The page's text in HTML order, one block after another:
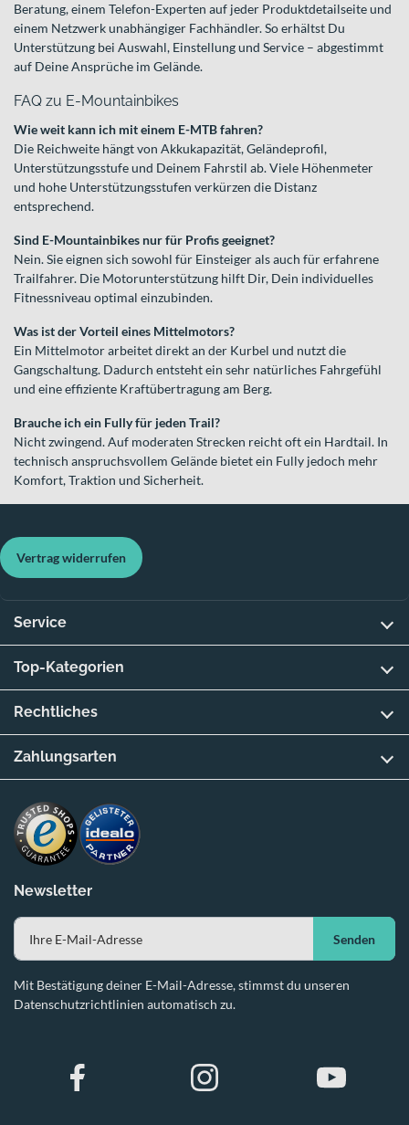
Beratung, einem Telefon-Experten auf jeder Produktdetailseite und
einem Netzwerk unabhängiger Fachhändler. So erhältst Du
Unterstützung bei Auswahl, Einstellung und Service – abgestimmt
auf Deine Ansprüche im Gelände.
FAQ zu E-Mountainbikes
Wie weit kann ich mit einem E-MTB fahren?
Die Reichweite hängt von Akkukapazität, Geländeprofil,
Unterstützungsstufe und Deinem Fahrstil ab. Viele Höhenmeter
und hohe Unterstützungsstufen verkürzen die Distanz
entsprechend.
Sind E-Mountainbikes nur für Profis geeignet?
Nein. Sie eignen sich sowohl für Einsteiger als auch für erfahrene
Trailfahrer. Die Motorunterstützung hilft Dir, Dein individuelles
Fitnessniveau optimal einzubinden.
Was ist der Vorteil eines Mittelmotors?
Ein Mittelmotor arbeitet direkt an der Kurbel und nutzt die
Gangschaltung. Dadurch entsteht ein sehr natürliches Fahrgefühl
und eine effiziente Kraftübertragung am Berg.
Brauche ich ein Fully für jeden Trail?
Nicht zwingend. Auf moderaten Strecken reicht oft ein Hardtail. In
technisch anspruchsvollem Gelände bietet ein Fully jedoch mehr
Komfort, Traktion und Sicherheit.
Newsletter
Senden
Mit Bestätigung deiner E-Mail-Adresse, stimmst du unseren
Datenschutzrichtlinien automatisch zu.
Vertrag widerrufen
Service
Top-Kategorien
Rechtliches
Zahlungsarten